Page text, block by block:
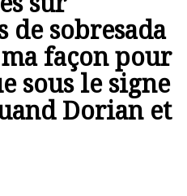
sobresada
façon pour
sous le signe
Dorian et